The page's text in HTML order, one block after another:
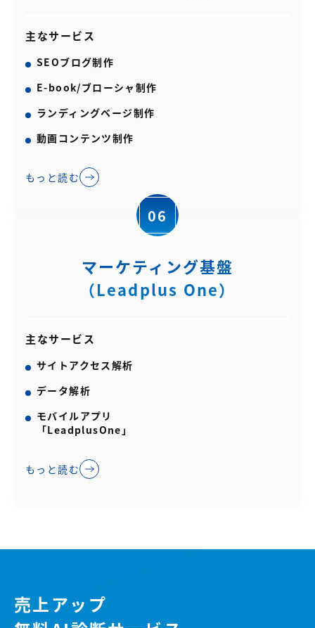
主なサービス
SEOブログ制作
E-book/ブローシャ制作
ランディングベージ制作
動画コンテンツ制作
もっと読む
06
マーケティング基盤
（Leadplus One）
主なサービス
サイトアクセス解析
データ解析
モバイルアプリ
「LeadplusOne」
もっと読む
売上アップ